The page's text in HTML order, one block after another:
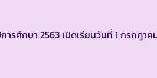
ารศึกษา 2563 เปิดเรียนวันที่ 1 กรกฎาค